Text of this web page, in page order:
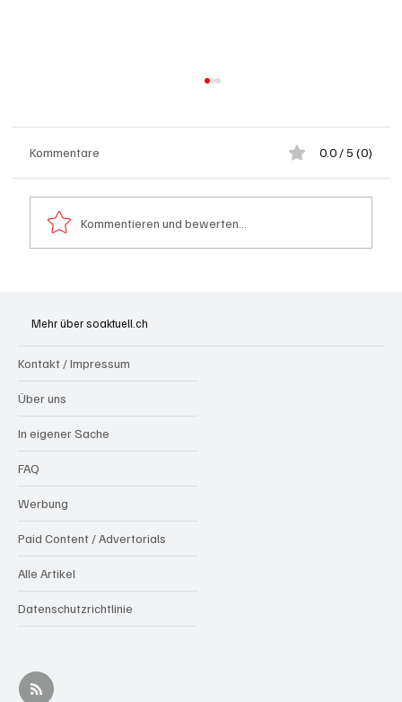
Kommentare 0.0 / 5 (0)
Kommentieren und bewerten...
Mehr über soaktuell.ch
Kontakt / Impressum
Über uns
In eigener Sache
FAQ
Werbung
Paid Content / Advertorials
Alle Artikel
Datenschutzrichtlinie